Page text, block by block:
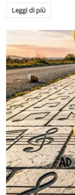
Leggi di più